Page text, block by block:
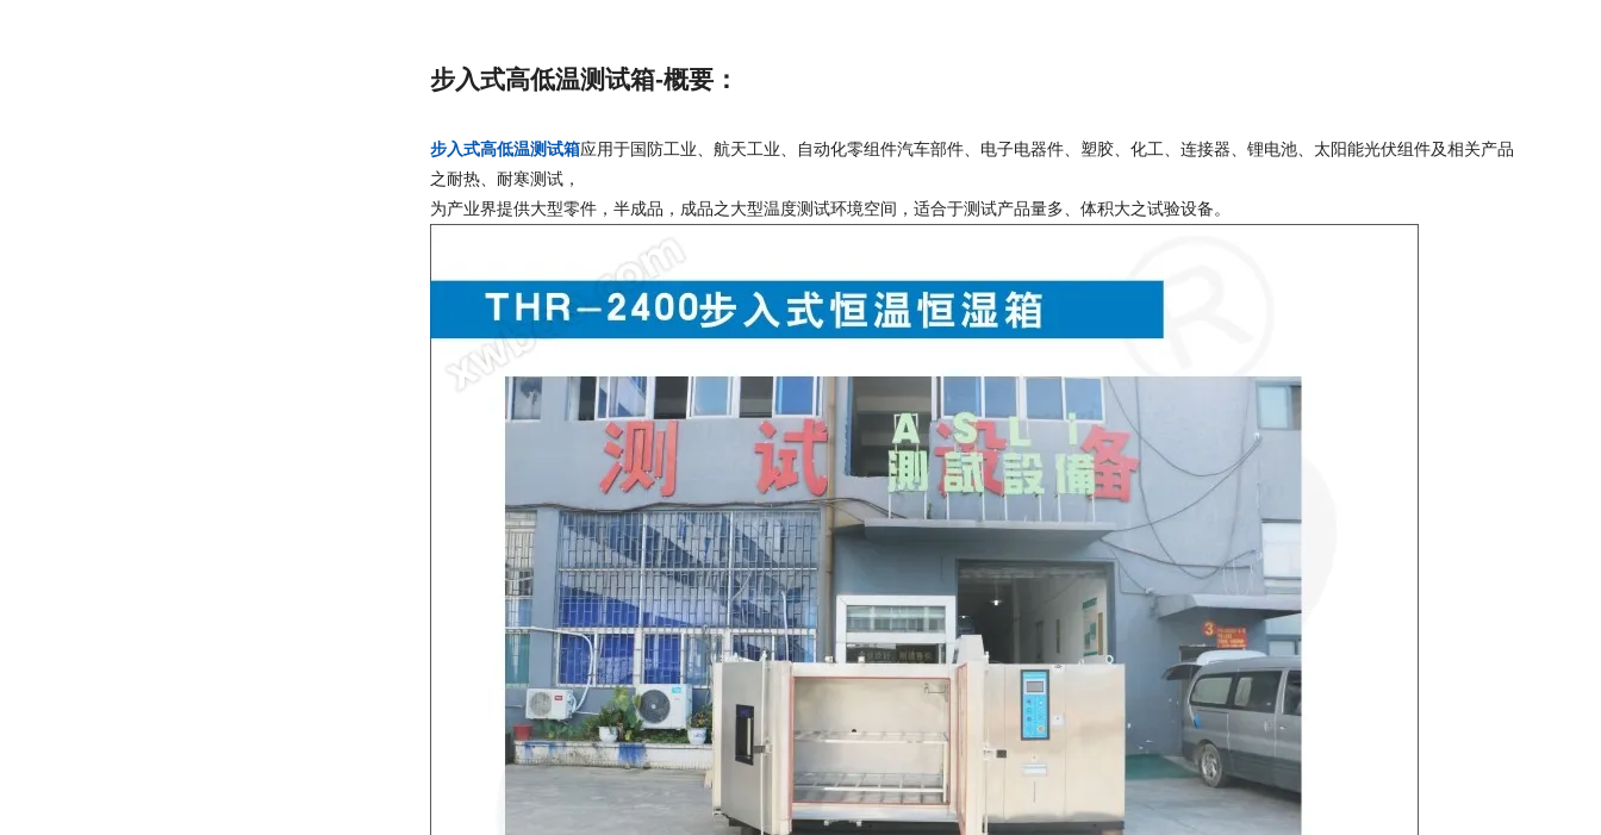
步入式高低温测试箱-概要：
步入式高低温测试箱应用于国防工业、航天工业、自动化零组件汽车部件、电子电器件、塑胶、化工、连接器、锂电池、太阳能光伏组件及相关产品
之耐热、耐寒测试，
为产业界提供大型零件，半成品，成品之大型温度测试环境空间，适合于测试产品量多、体积大之试验设备。